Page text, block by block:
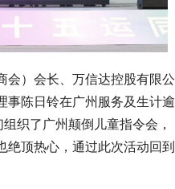
会）会长、万信达控股有限公
事陈日铃在广州服务及生计逾
织了广州颠倒儿童指令会，
绝顶热心，通过此次活动回到